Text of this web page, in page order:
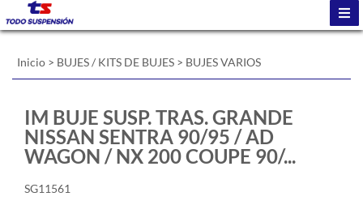
Inicio > BUJES / KITS DE BUJES > BUJES VARIOS
IM BUJE SUSP. TRAS. GRANDE
NISSAN SENTRA 90/95 / AD
WAGON / NX 200 COUPE 90/...
SG11561